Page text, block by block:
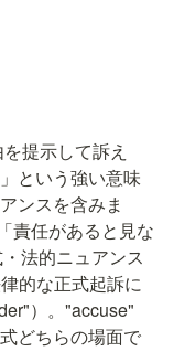
提示して訴え
という強い意味
ンスを含みま
責任があると見な
法的ニュアンス
的な正式起訴に
）。"accuse"
どちらの場面で